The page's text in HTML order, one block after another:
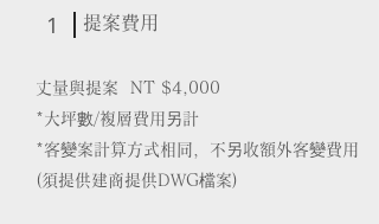
1 提案費用
丈量與提案 NT $4,000
*大坪數/複層費用另計
​*客變案計算方式相同，不另收額外客變費用
(須提供建商提供DWG檔案)